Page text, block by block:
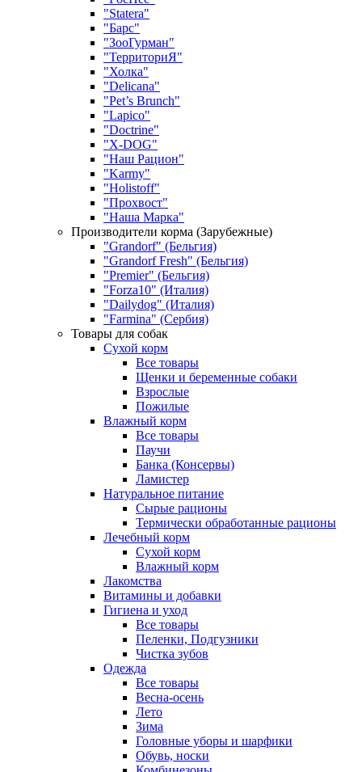
"Statera"
"Барс"
"ЗооГурман"
"ТерриториЯ"
"Холка"
"Delicana"
"Pet’s Brunch"
"Lapico"
"Doctrine"
"X-DOG"
"Наш Рацион"
"Karmy"
"Holistoff"
"Прохвост"
"Наша Марка"
Производители корма (Зарубежные)
"Grandorf" (Бельгия)
"Grandorf Fresh" (Бельгия)
"Premier" (Бельгия)
"Forza10" (Италия)
"Dailydog" (Италия)
"Farmina" (Сербия)
Товары для собак
Сухой корм
Все товары
Щенки и беременные собаки
Взрослые
Пожилые
Влажный корм
Все товары
Паучи
Банка (Консервы)
Ламистер
Натуральное питание
Сырые рационы
Термически обработанные рационы
Лечебный корм
Сухой корм
Влажный корм
Лакомства
Витамины и добавки
Гигиена и уход
Все товары
Пеленки, Подгузники
Чистка зубов
Одежда
Все товары
Весна-осень
Лето
Зима
Головные уборы и шарфики
Обувь, носки